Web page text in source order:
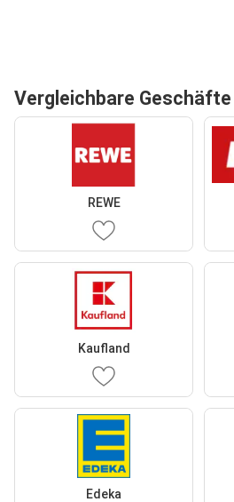
Vergleichbare Geschäfte
REWE
Kaufland
Edeka